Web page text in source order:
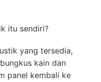
itu sendiri?
yang tersedia,
kain dan
panel kembali ke